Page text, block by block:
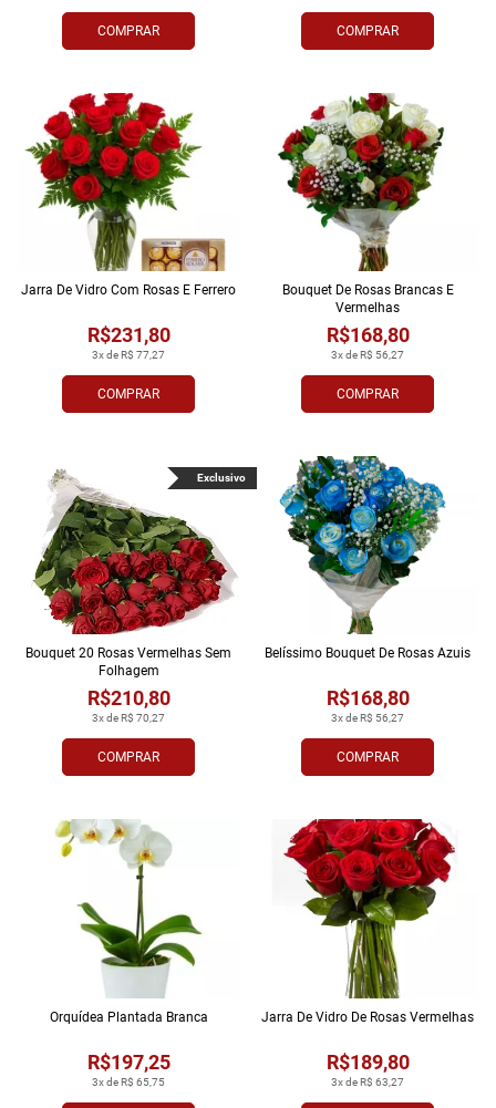
COMPRAR COMPRAR
COMPRAR
3x de R$ 77,27
R$231,80
Jarra De Vidro Com Rosas E Ferrero
COMPRAR
3x de R$ 56,27
R$168,80
Bouquet De Rosas Brancas E
Vermelhas
COMPRAR
3x de R$ 70,27
R$210,80
Bouquet 20 Rosas Vermelhas Sem
Folhagem
Exclusivo
COMPRAR
3x de R$ 56,27
R$168,80
Belíssimo Bouquet De Rosas Azuis
3x de R$ 65,75
R$197,25
Orquídea Plantada Branca
3x de R$ 63,27
R$189,80
Jarra De Vidro De Rosas Vermelhas